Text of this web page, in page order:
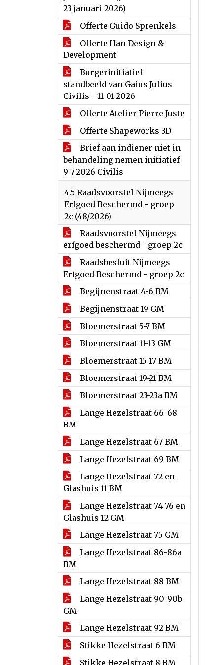
23 januari 2026)
Offerte Guido Sprenkels
Offerte Han Design &
Development
Burgerinitiatief
standbeeld van Gaius Julius
Civilis - 11-01-2026
Offerte Atelier Pierre Juste
Offerte Shapeworks 3D
Brief aan indiener niet in
behandeling nemen initiatief
9-7-2026 Civilis
4.5 Raadsvoorstel Nijmeegs
Erfgoed Beschermd - groep
2c (48/2026)
Raadsvoorstel Nijmeegs
erfgoed beschermd - groep 2c
Raadsbesluit Nijmeegs
Erfgoed Beschermd - groep 2c
Begijnenstraat 4-6 BM
Begijnenstraat 19 GM
Bloemerstraat 5-7 BM
Bloemerstraat 11-13 GM
Bloemerstraat 15-17 BM
Bloemerstraat 19-21 BM
Bloemerstraat 23-23a BM
Lange Hezelstraat 66-68
BM
Lange Hezelstraat 67 BM
Lange Hezelstraat 69 BM
Lange Hezelstraat 72 en
Glashuis 11 BM
Lange Hezelstraat 74-76 en
Glashuis 12 GM
Lange Hezelstraat 75 GM
Lange Hezelstraat 86-86a
BM
Lange Hezelstraat 88 BM
Lange Hezelstraat 90-90b
GM
Lange Hezelstraat 92 BM
Stikke Hezelstraat 6 BM
Stikke Hezelstraat 8 BM